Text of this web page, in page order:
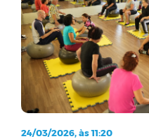
24/03/2026, às 11:20